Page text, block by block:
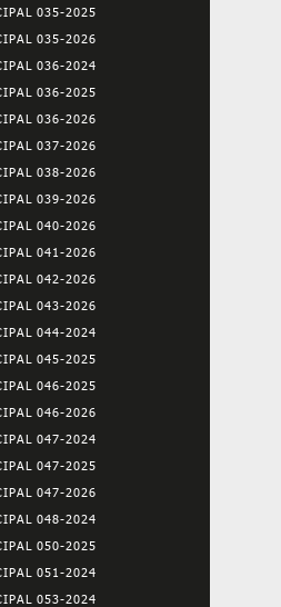
035-2025
035-2026
036-2024
036-2025
036-2026
037-2026
038-2026
039-2026
040-2026
041-2026
042-2026
043-2026
044-2024
045-2025
046-2025
046-2026
047-2024
047-2025
047-2026
048-2024
050-2025
051-2024
053-2024